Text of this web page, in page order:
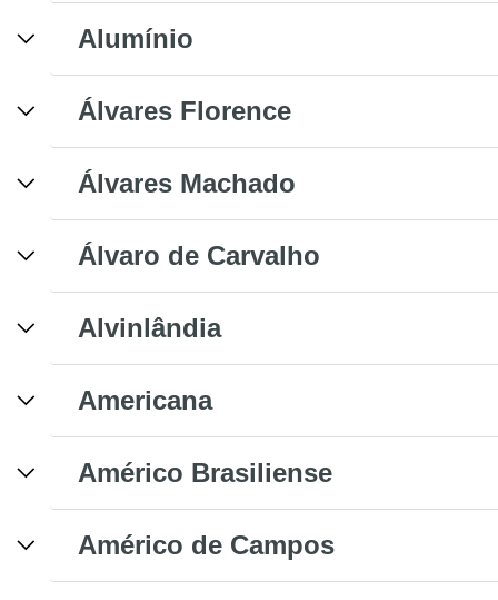
Alumínio
Álvares Florence
Álvares Machado
Álvaro de Carvalho
Alvinlândia
Americana
Américo Brasiliense
Américo de Campos